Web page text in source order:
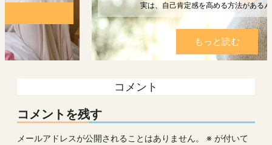
実は、自己肯定感を高める方法があるんです。
もっと読む
コメント
コメントを残す
メールアドレスが公開されることはありません。 ※ が付いて